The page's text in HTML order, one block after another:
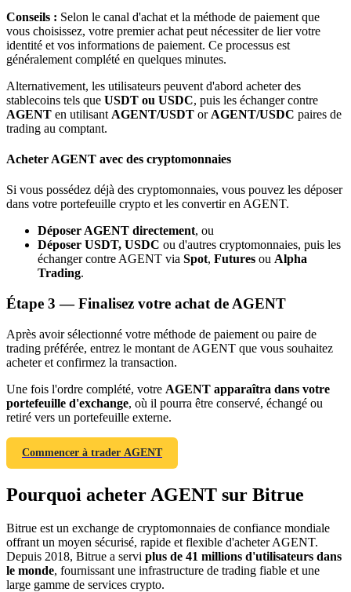
Affiliés Bitrue
Jusqu'à 65 % de commissions !
Parrainage
Invitez un ami pour recevoir des récompenses en espèces
Deposit CASHCAT & Win
Conseils : Selon le canal d'achat et la méthode de paiement que
vous choisissez, votre premier achat peut nécessiter de lier votre
identité et vos informations de paiement. Ce processus est
généralement complété en quelques minutes.
Alternativement, les utilisateurs peuvent d'abord acheter des
stablecoins tels que USDT ou USDC, puis les échanger contre
AGENT en utilisant AGENT/USDT or AGENT/USDC paires de
trading au comptant.
Acheter AGENT avec des cryptomonnaies
Si vous possédez déjà des cryptomonnaies, vous pouvez les déposer
dans votre portefeuille crypto et les convertir en AGENT.
Déposer AGENT directement, ou
Déposer USDT, USDC ou d'autres cryptomonnaies, puis les
échanger contre AGENT via Spot, Futures ou Alpha
Trading.
Étape 3 —Finalisez votre achat de AGENT
Après avoir sélectionné votre méthode de paiement ou paire de
trading préférée, entrez le montant de AGENT que vous souhaitez
acheter et confirmez la transaction.
Une fois l'ordre complété, votre AGENT apparaîtra dans votre
portefeuille d'exchange, où il pourra être conservé, échangé ou
retiré vers un portefeuille externe.
Commencer à trader AGENT
Pourquoi acheter AGENT sur Bitrue
Bitrue est un exchange de cryptomonnaies de confiance mondiale
offrant un moyen sécurisé, rapide et flexible d'acheter AGENT.
Depuis 2018, Bitrue a servi plus de 41 millions d'utilisateurs dans
le monde, fournissant une infrastructure de trading fiable et une
large gamme de services crypto.